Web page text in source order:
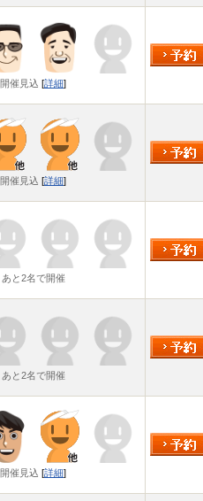
開催見込 [詳細]
開催見込 [詳細]
あと2名で開催
あと2名で開催
開催見込 [詳細]